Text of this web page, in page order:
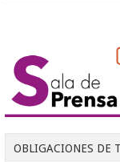
OBLIGACIONES DE